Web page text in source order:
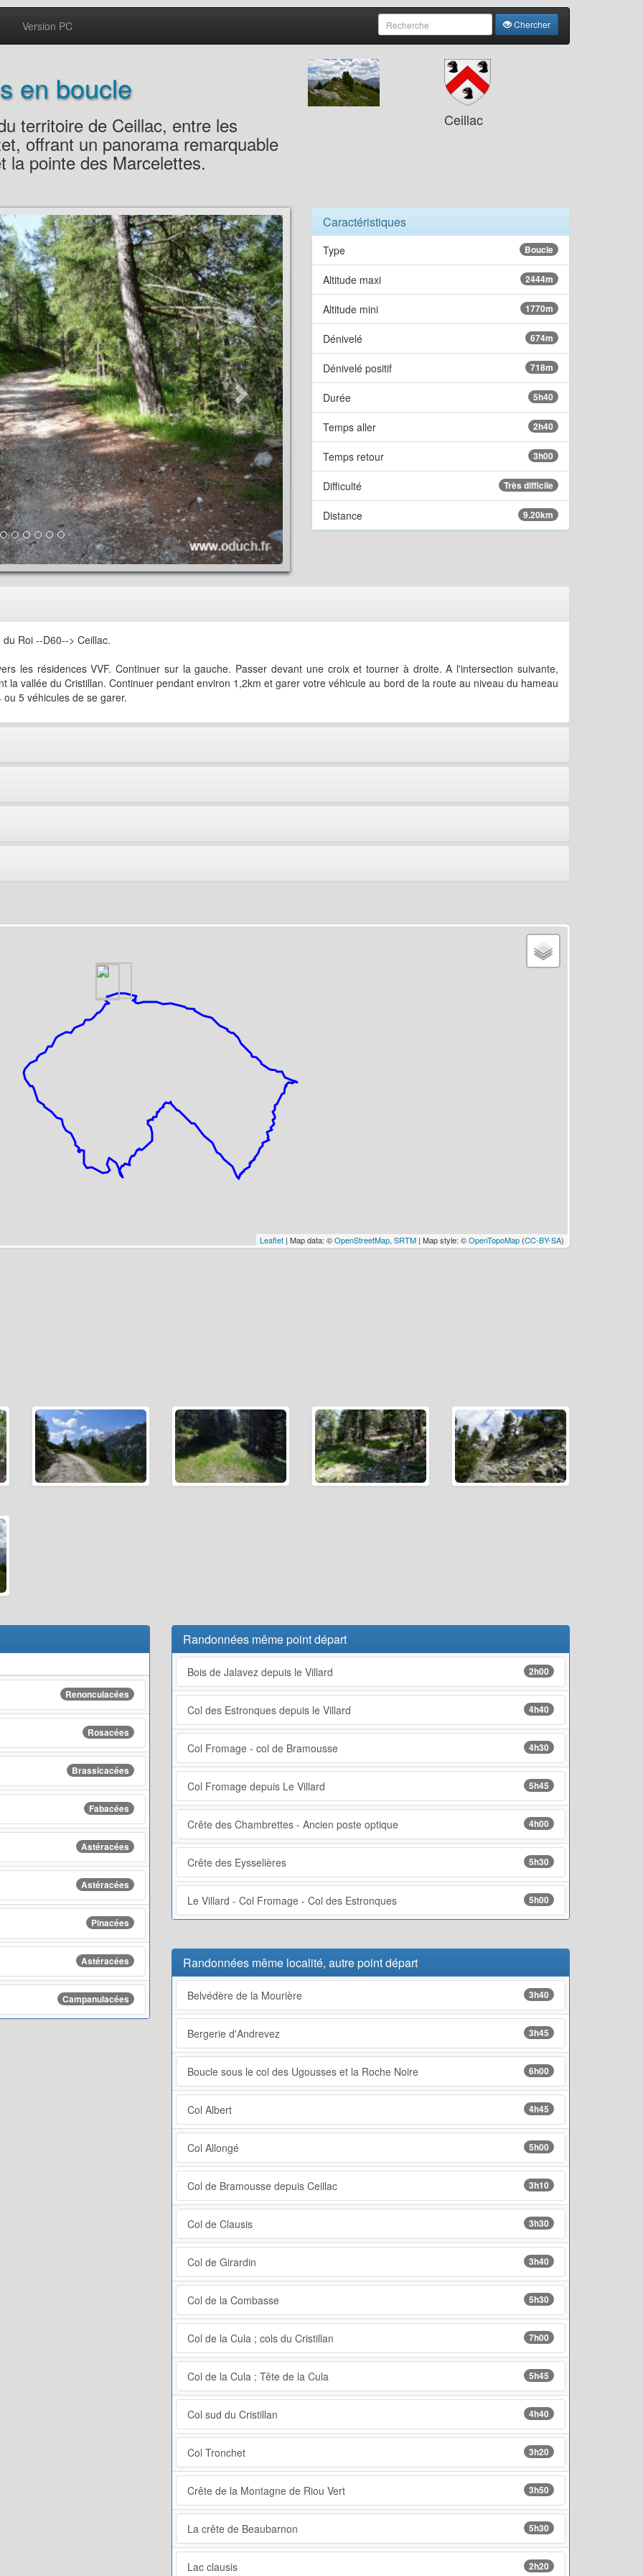
Version PC Saisie Chercher
en boucle
territoire de Ceillac, entre les
offrant un panorama remarquable
la pointe des Marcelettes.
Ceillac
Caractéristiques
Type Boucle
Altitude maxi 2444m
Altitude mini 1770m
Dénivelé 674m
Dénivelé positif 718m
Durée 5h40
Temps aller 2h40
Temps retour 3h00
Difficulté Très difficile
Distance 9.20km
Roi --D60--> Ceillac.
les résidences VVF. Continuer sur la gauche. Passer devant une croix et tourner à droite. A l'intersection suivante,
la vallée du Cristillan. Continuer pendant environ 1,2km et garer votre véhicule au bord de la route au niveau du hameau
5 véhicules de se garer.
Leaflet | Map data: ©OpenStreetMap, SRTM | Map style: ©OpenTopoMap (CC-BY-SA)
Renonculacées
Rosacées
Brassicacées
Fabacées
Astéracées
Astéracées
Pinacées
Astéracées
Campanulacées
Randonnées même point départ
Bois de Jalavez depuis le Villard 2h00
Col des Estronques depuis le Villard 4h40
Col Fromage - col de Bramousse 4h30
Col Fromage depuis Le Villard 5h45
Crête des Chambrettes - Ancien poste optique 4h00
Crête des Eysselières 5h30
Le Villard - Col Fromage - Col des Estronques 5h00
Randonnées même localité, autre point départ
Belvédère de la Mourière 3h40
Bergerie d'Andrevez 3h45
Boucle sous le col des Ugousses et la Roche Noire 6h00
Col Albert 4h45
Col Allongé 5h00
Col de Bramousse depuis Ceillac 3h10
Col de Clausis 3h30
Col de Girardin 3h40
Col de la Combasse 5h30
Col de la Cula ; cols du Cristillan 7h00
Col de la Cula ; Tête de la Cula 5h45
Col sud du Cristillan 4h40
Col Tronchet 3h20
Crête de la Montagne de Riou Vert 3h50
La crête de Beaubarnon 5h30
Lac clausis 2h20